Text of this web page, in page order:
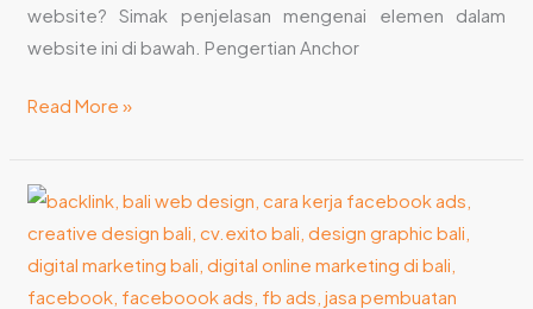
website? Simak penjelasan mengenai elemen dalam
website ini di bawah. Pengertian Anchor
Read More »
Pengertian
dan
Cara
Meningkatkan